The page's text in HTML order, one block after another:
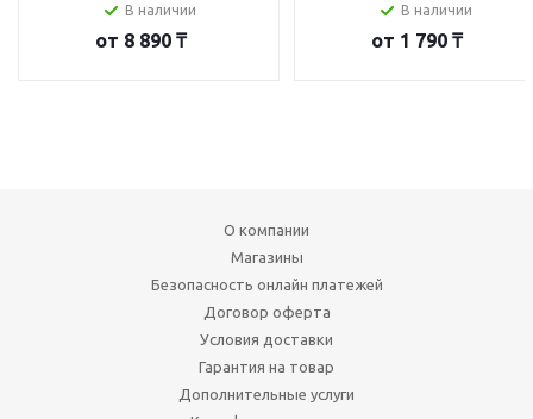
В наличии
от 8 890 ₸
В наличии
от 1 790 ₸
О компании
Магазины
Безопасность онлайн платежей
Договор оферта
Условия доставки
Гарантия на товар
Дополнительные услуги